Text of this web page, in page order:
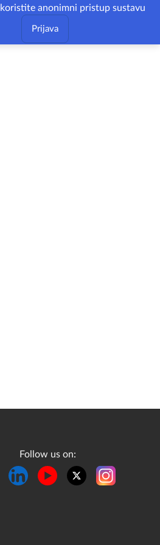
anonimni pristup sustavu
Prijava
Follow us on: